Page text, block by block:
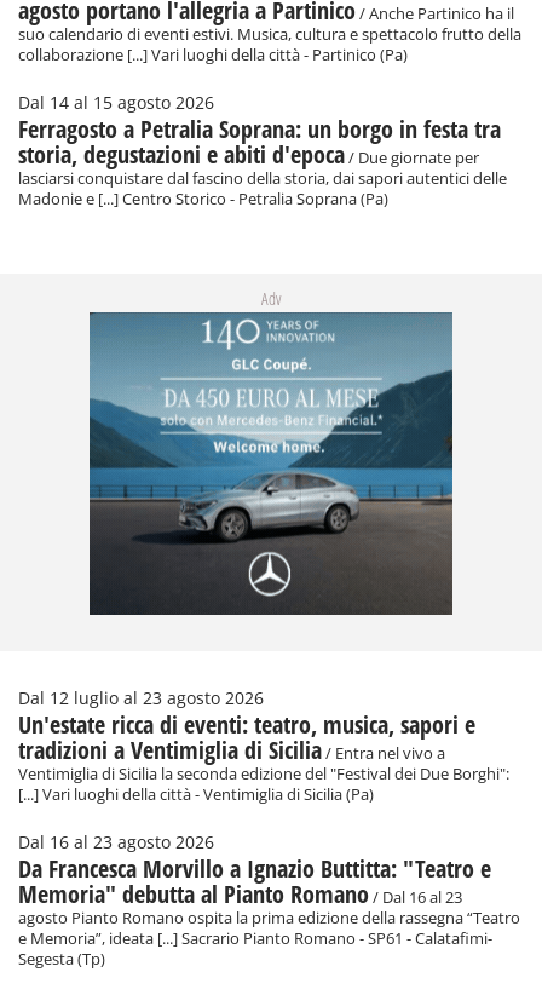
agosto portano l'allegria a Partinico/ Anche Partinico ha il
suo calendario di eventi estivi. Musica, cultura e spettacolo frutto della
collaborazione [...] Vari luoghi della città - Partinico (Pa)
Dal 14 al 15 agosto 2026
Ferragosto a Petralia Soprana: un borgo in festa tra
storia, degustazioni e abiti d'epoca/ Due giornate per
lasciarsi conquistare dal fascino della storia, dai sapori autentici delle
Madonie e [...] Centro Storico - Petralia Soprana (Pa)
Adv
Dal 12 luglio al 23 agosto 2026
Un'estate ricca di eventi: teatro, musica, sapori e
tradizioni a Ventimiglia di Sicilia/ Entra nel vivo a
Ventimiglia di Sicilia la seconda edizione del "Festival dei Due Borghi":
[...] Vari luoghi della città - Ventimiglia di Sicilia (Pa)
Dal 16 al 23 agosto 2026
Da Francesca Morvillo a Ignazio Buttitta: "Teatro e
Memoria" debutta al Pianto Romano/ Dal 16 al 23
agosto Pianto Romano ospita la prima edizione della rassegna “Teatro
e Memoria”, ideata [...] Sacrario Pianto Romano - SP61 - Calatafimi-
Segesta (Tp)